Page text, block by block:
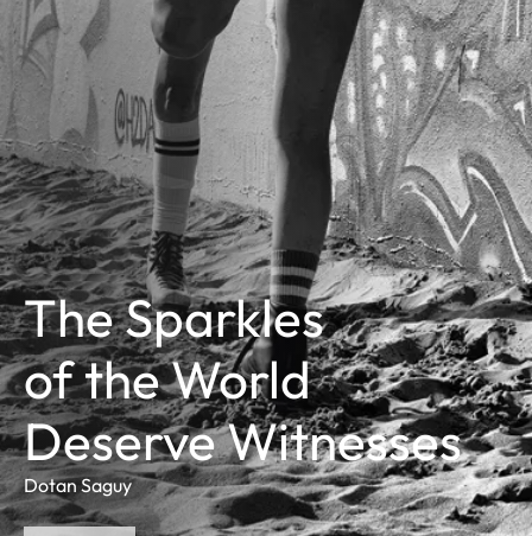
The Sparkles
of the World
Deserve Witnesses
Dotan Saguy